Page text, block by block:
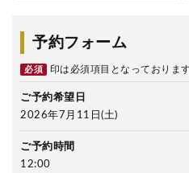
予約フォーム
必須 印は必須項目となっております
ご予約希望日
2026年7月11日(土)
ご予約時間
12:00